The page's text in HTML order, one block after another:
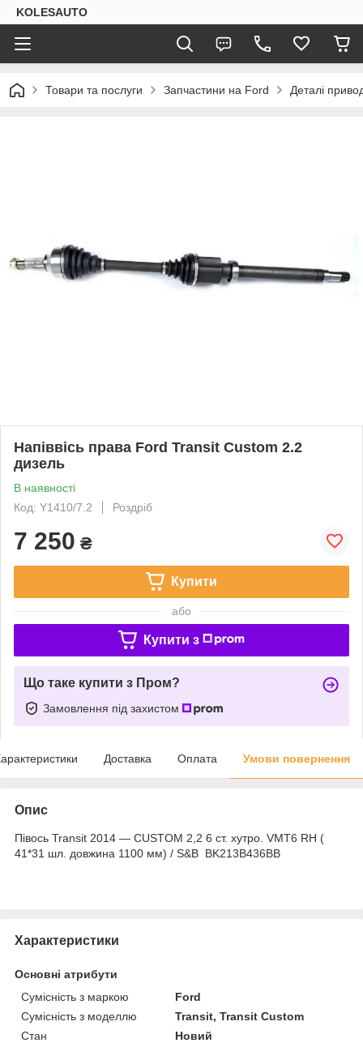
KOLESAUTO
Товари та послуги Запчастини на Ford Деталі
Напіввісь права Ford Transit Custom 2.2
дизель
В наявності
Код: Y1410/7.2
Роздріб
7 250 ₴
Купити
або
Купити з
Що таке купити з Пром?
Замовлення під захистом
Доставка Оплата Умови повернення
Опис
Півось Transit 2014 — CUSTOM 2,2 6 ст. хутро. VMT6 RH (
41*31 шл. довжина 1100 мм) / S&B BK213B436BB
Характеристики
Основні атрибути
Сумісність з маркою
Ford
Сумісність з моделлю
Transit, Transit Custom
Стан
Новий